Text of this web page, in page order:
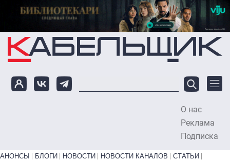
Перейти к основному содержанию
О нас
Реклама
Подписка
Primary links bottom
АНОНСЫ БЛОГИ НОВОСТИ НОВОСТИ КАНАЛОВ
СТАТЬИ